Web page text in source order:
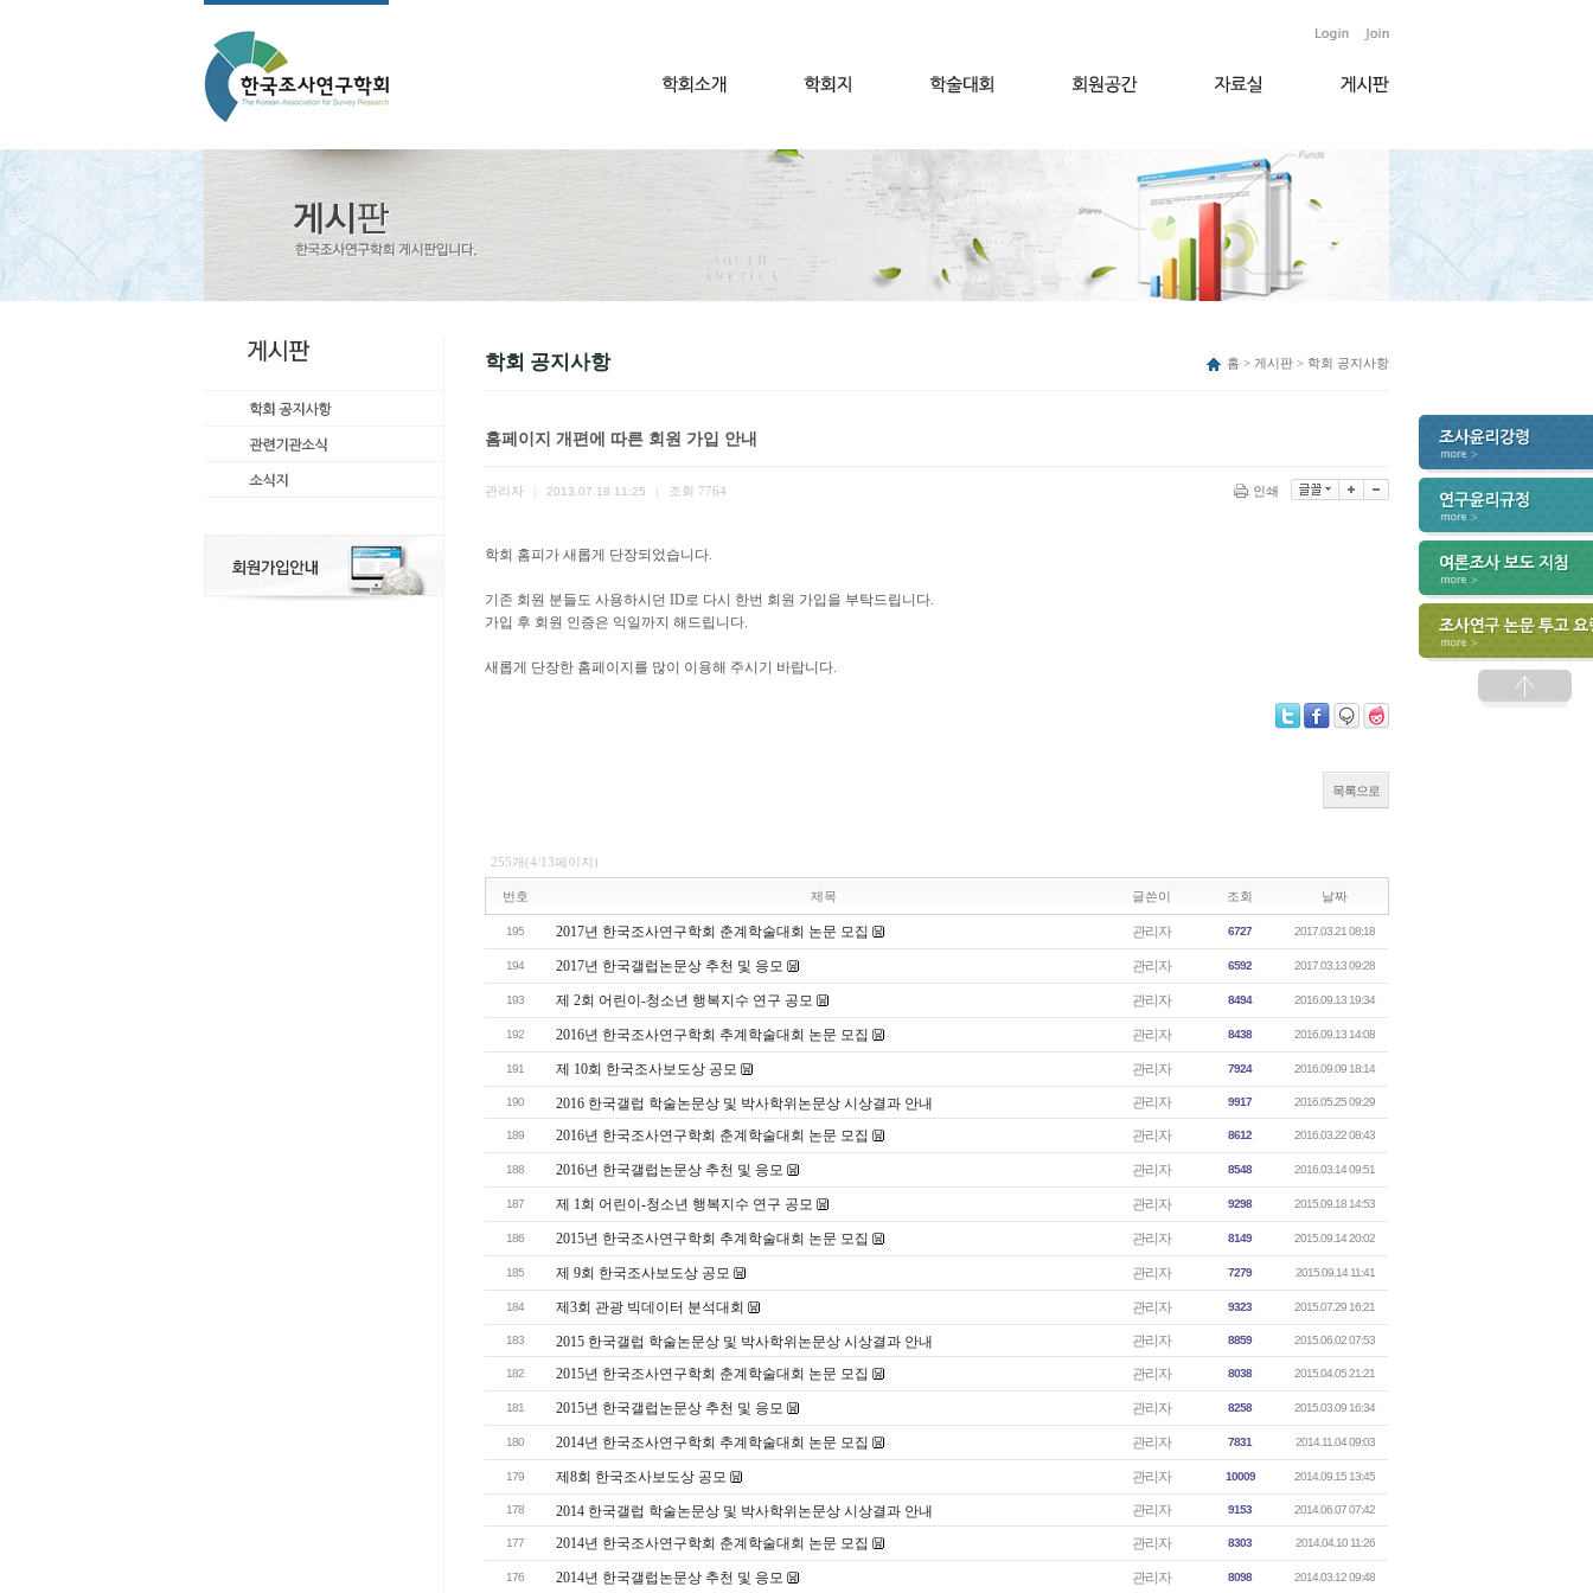
학회 공지사항 홈 > 게시판 > 학회 공지사항
홈페이지 개편에 따른 회원 가입 안내
관리자 2013.07.18 11:25 조회 7764 인쇄
학회 홈피가 새롭게 단장되었습니다.
기존 회원 분들도 사용하시던 ID로 다시 한번 회원 가입을 부탁드립니다.
가입 후 회원 인증은 익일까지 해드립니다.
새롭게 단장한 홈페이지를 많이 이용해 주시기 바랍니다.
목록으로
255개(4/13페이지)
번호 제목 글쓴이 조회 날짜
195 2017년 한국조사연구학회 춘계학술대회 논문 모집 관리자 6727 2017.03.21 08:18
194 2017년 한국갤럽논문상 추천 및 응모 관리자 6592 2017.03.13 09:28
193 제 2회 어린이-청소년 행복지수 연구 공모 관리자 8494 2016.09.13 19:34
192 2016년 한국조사연구학회 추계학술대회 논문 모집 관리자 8438 2016.09.13 14:08
191 제 10회 한국조사보도상 공모 관리자 7924 2016.09.09 18:14
190 2016 한국갤럽 학술논문상 및 박사학위논문상 시상결과 안내 관리자 9917 2016.05.25 09:29
189 2016년 한국조사연구학회 춘계학술대회 논문 모집 관리자 8612 2016.03.22 08:43
188 2016년 한국갤럽논문상 추천 및 응모 관리자 8548 2016.03.14 09:51
187 제 1회 어린이-청소년 행복지수 연구 공모 관리자 9298 2015.09.18 14:53
186 2015년 한국조사연구학회 추계학술대회 논문 모집 관리자 8149 2015.09.14 20:02
185 제 9회 한국조사보도상 공모 관리자 7279 2015.09.14 11:41
184 제3회 관광 빅데이터 분석대회 관리자 9323 2015.07.29 16:21
183 2015 한국갤럽 학술논문상 및 박사학위논문상 시상결과 안내 관리자 8859 2015.06.02 07:53
182 2015년 한국조사연구학회 춘계학술대회 논문 모집 관리자 8038 2015.04.05 21:21
181 2015년 한국갤럽논문상 추천 및 응모 관리자 8258 2015.03.09 16:34
180 2014년 한국조사연구학회 추계학술대회 논문 모집 관리자 7831 2014.11.04 09:03
179 제8회 한국조사보도상 공모 관리자 10009 2014.09.15 13:45
178 2014 한국갤럽 학술논문상 및 박사학위논문상 시상결과 안내 관리자 9153 2014.06.07 07:42
177 2014년 한국조사연구학회 춘계학술대회 논문 모집 관리자 8303 2014.04.10 11:26
176 2014년 한국갤럽논문상 추천 및 응모 관리자 8098 2014.03.12 09:48